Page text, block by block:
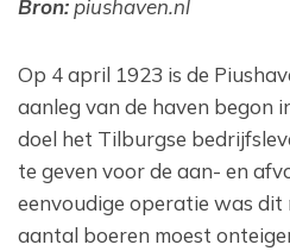
Bron: piushaven.nl
Op 4 april 1923 is de
aanleg van de haven begon
doel het Tilburgse
te geven voor de aan- en
eenvoudige operatie was dit
aantal boeren moest